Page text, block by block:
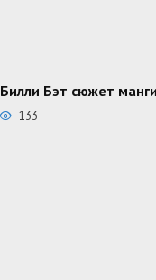
Билли Бэт сюжет манги
133